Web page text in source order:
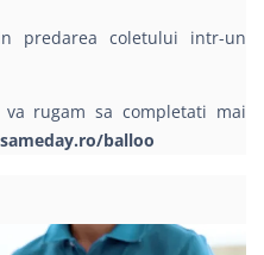
predarea coletului intr-un
rugam sa completati mai
balloo